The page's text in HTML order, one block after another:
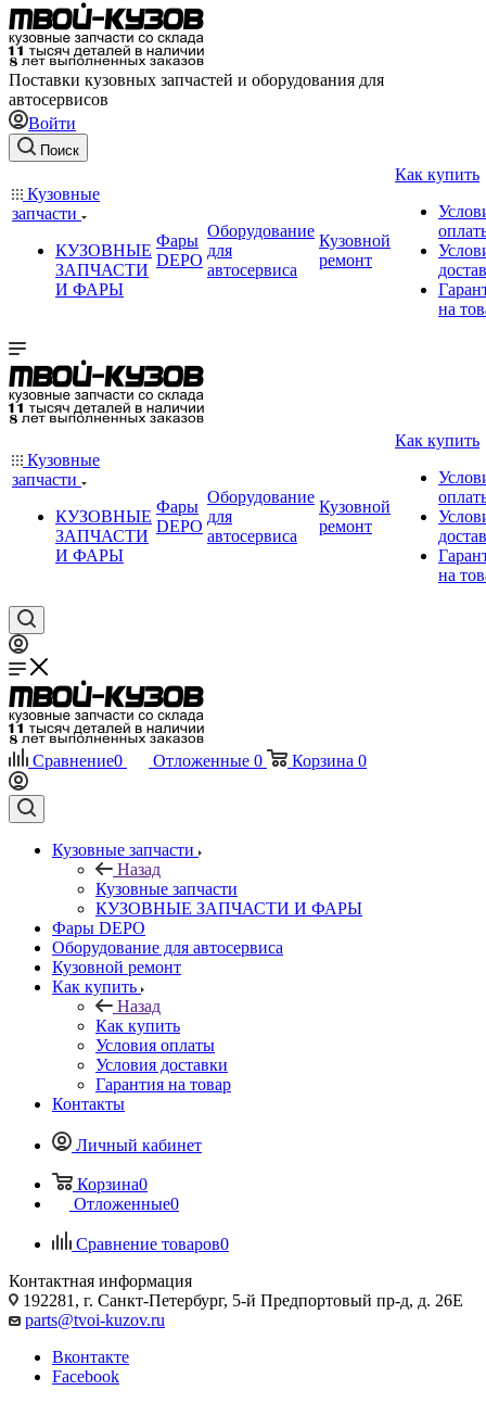
Поставки кузовных запчастей и оборудования для
автосервисов
Войти
Поиск
Кузовные
запчасти
КУЗОВНЫЕ
ЗАПЧАСТИ
И ФАРЫ
Фары
DEPO
Оборудование
для
автосервиса
Кузовной
ремонт
Как купить
на
Кузовные
запчасти
КУЗОВНЫЕ
ЗАПЧАСТИ
И ФАРЫ
Фары
DEPO
Оборудование
для
автосервиса
Кузовной
ремонт
Как купить
на
Сравнение0 Отложенные 0 Корзина 0
Кузовные запчасти
Назад
Кузовные запчасти
КУЗОВНЫЕ ЗАПЧАСТИ И ФАРЫ
Фары DEPO
Оборудование для автосервиса
Кузовной ремонт
Как купить
Назад
Как купить
Условия оплаты
Условия доставки
Гарантия на товар
Контакты
Личный кабинет
Корзина0
Отложенные0
Сравнение товаров0
Контактная информация
192281, г. Санкт-Петербург, 5-й Предпортовый пр-д, д. 26Е
parts@tvoi-kuzov.ru
Вконтакте
Facebook